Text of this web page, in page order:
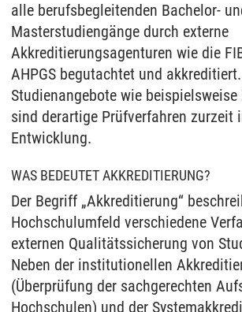
alle berufsbegleitenden Bachelor-
Masterstudiengänge durch externe
Akkreditierungsagenturen wie die
AHPGS begutachtet und
Studienangebote wie
sind derartige Prüfverfahren zurzeit
Entwicklung.
WAS BEDEUTET AKKREDITIERUNG?
Der Begriff „Akkreditierung“
Hochschulumfeld verschiedene
externen Qualitätssicherung von
Neben der institutionellen
(Überprüfung der sachgerechten
Hochschulen) und der